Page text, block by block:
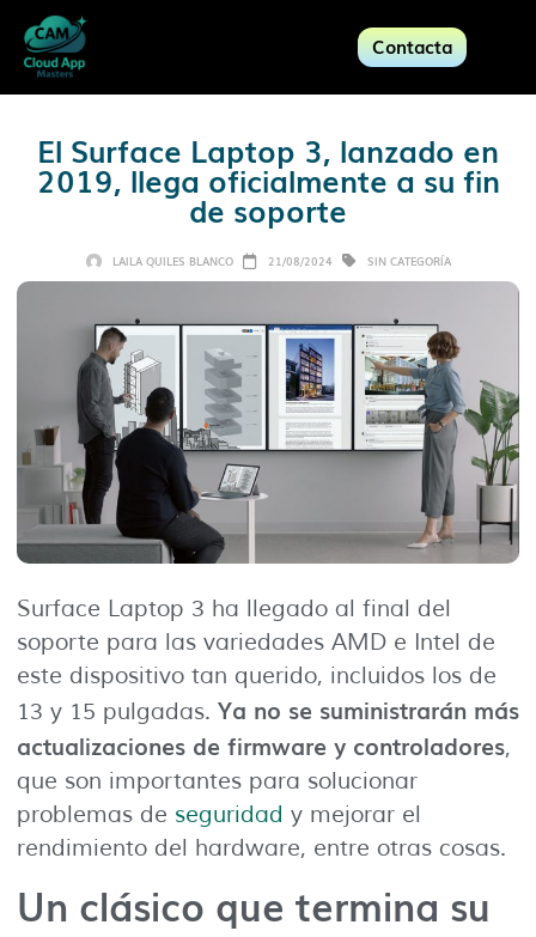
Contacta
El Surface Laptop 3, lanzado en
2019, llega oficialmente a su fin
de soporte
LAILA QUILES BLANCO 21/08/2024 SIN CATEGORÍA
Surface Laptop 3 ha llegado al final del
soporte para las variedades AMD e Intel de
este dispositivo tan querido, incluidos los de
13 y 15 pulgadas. Ya no se suministrarán más
actualizaciones de firmware y controladores,
que son importantes para solucionar
problemas de seguridad y mejorar el
rendimiento del hardware, entre otras cosas.
Un clásico que termina su